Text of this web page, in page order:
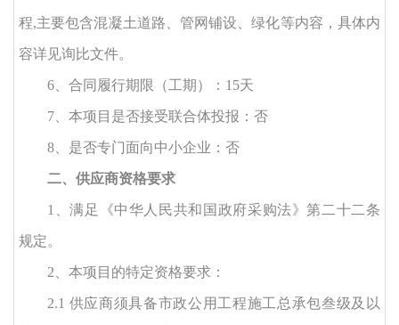
程,主要包含混凝土道路、管网铺设、绿化等内容，具体内
容详见询比文件。
6 、合同履行期限（工期）： 15天
7 、本项目是否接受联合体投报：否
8、是否专门面向中小企业：否
二、供应商资格要求
1、满足《中华人民共和国政府采购法》第二十二条
规定。
2、本项目的特定资格要求：
2.1 供应商须具备市政公用工程施工总承包叁级及以